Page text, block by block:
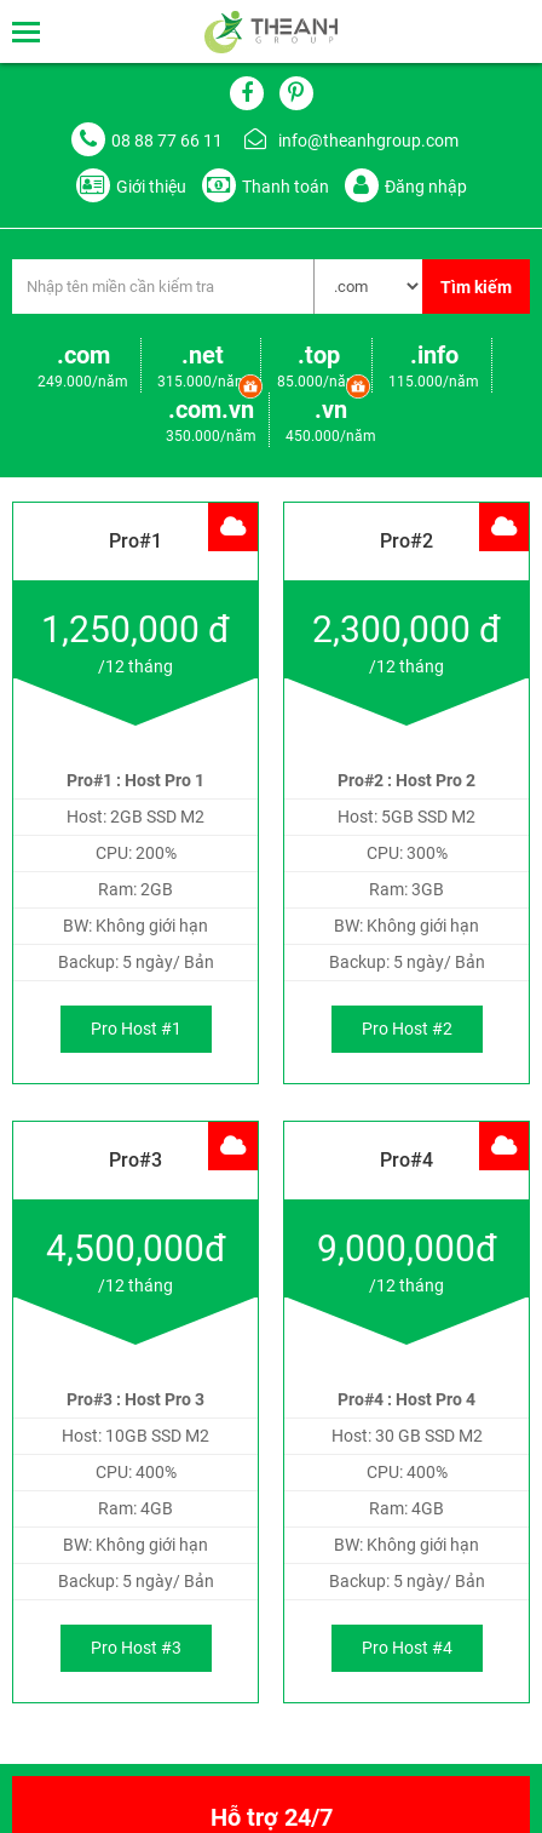
08 88 77 66 11 info@theanhgroup.com
Giới thiệu Thanh toán Đăng nhập
Tìm kiếm
.com
249.000/năm
.net
315.000/năm
.top
85.000/năm
.info
115.000/năm
.com.vn
350.000/năm
.vn
450.000/năm
Pro#1
1,250,000 đ
/12 tháng
Pro#1 : Host Pro 1
Host: 2GB SSD M2
CPU: 200%
Ram: 2GB
BW: Không giới hạn
Backup: 5 ngày/ Bản
Pro Host #1
Pro#2
2,300,000 đ
/12 tháng
Pro#2 : Host Pro 2
Host: 5GB SSD M2
CPU: 300%
Ram: 3GB
BW: Không giới hạn
Backup: 5 ngày/ Bản
Pro Host #2
Pro#3
4,500,000đ
/12 tháng
Pro#3 : Host Pro 3
Host: 10GB SSD M2
CPU: 400%
Ram: 4GB
BW: Không giới hạn
Backup: 5 ngày/ Bản
Pro Host #3
Pro#4
9,000,000đ
/12 tháng
Pro#4 : Host Pro 4
Host: 30 GB SSD M2
CPU: 400%
Ram: 4GB
BW: Không giới hạn
Backup: 5 ngày/ Bản
Pro Host #4
Hỗ trợ 24/7